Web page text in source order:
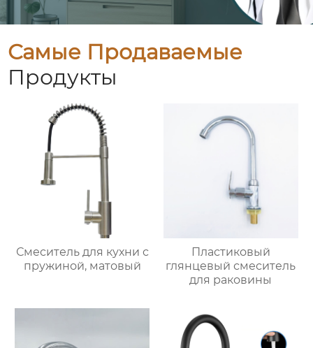
Самые Продаваемые
Продукты
Смеситель для кухни с
пружиной, матовый
Пластиковый
глянцевый смеситель
для раковины